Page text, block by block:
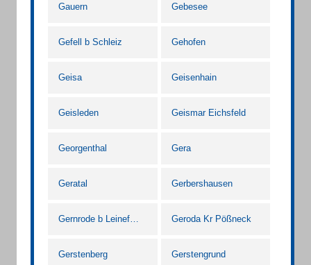
Gauern Gebesee
Gefell b Schleiz Gehofen
Geisa Geisenhain
Geisleden Geismar Eichsfeld
Georgenthal Gera
Geratal Gerbershausen
Gernrode b Leinefelde Geroda Kr Pößneck
Gerstenberg Gerstengrund